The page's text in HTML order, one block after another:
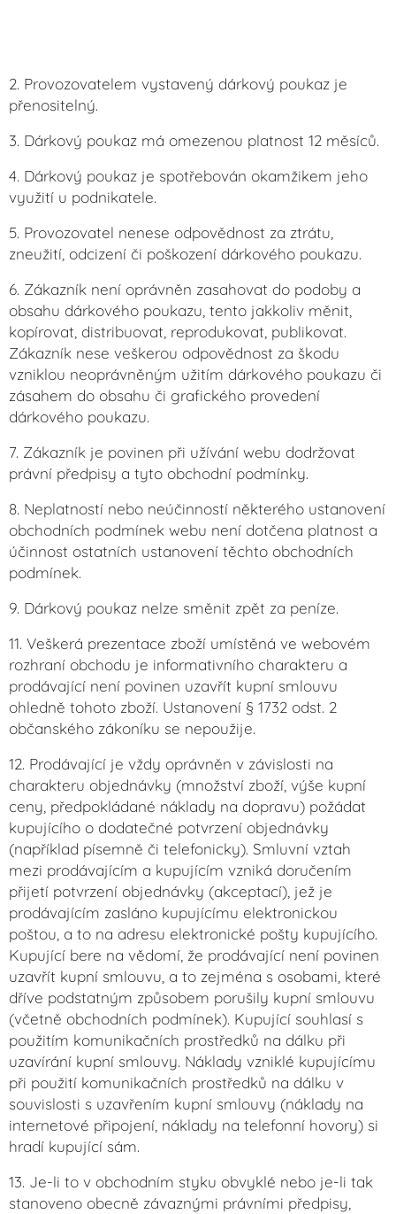
2. Provozovatelem vystavený dárkový poukaz je
přenositelný.
3. Dárkový poukaz má omezenou platnost 12 měsíců.
4. Dárkový poukaz je spotřebován okamžikem jeho
využití u podnikatele.
5. Provozovatel nenese odpovědnost za ztrátu,
zneužití, odcizení či poškození dárkového poukazu.
6. Zákazník není oprávněn zasahovat do podoby a
obsahu dárkového poukazu, tento jakkoliv měnit,
kopírovat, distribuovat, reprodukovat, publikovat.
Zákazník nese veškerou odpovědnost za škodu
vzniklou neoprávněným užitím dárkového poukazu či
zásahem do obsahu či grafického provedení
dárkového poukazu.
7. Zákazník je povinen při užívání webu dodržovat
právní předpisy a tyto obchodní podmínky.
8. Neplatností nebo neúčinností některého ustanovení
obchodních podmínek webu není dotčena platnost a
účinnost ostatních ustanovení těchto obchodních
podmínek.
9. Dárkový poukaz nelze směnit zpět za peníze.
11. Veškerá prezentace zboží umístěná ve webovém
rozhraní obchodu je informativního charakteru a
prodávající není povinen uzavřít kupní smlouvu
ohledně tohoto zboží. Ustanovení § 1732 odst. 2
občanského zákoníku se nepoužije.
12. Prodávající je vždy oprávněn v závislosti na
charakteru objednávky (množství zboží, výše kupní
ceny, předpokládané náklady na dopravu) požádat
kupujícího o dodatečné potvrzení objednávky
(například písemně či telefonicky). Smluvní vztah
mezi prodávajícím a kupujícím vzniká doručením
přijetí potvrzení objednávky (akceptací), jež je
prodávajícím zasláno kupujícímu elektronickou
poštou, a to na adresu elektronické pošty kupujícího.
Kupující bere na vědomí, že prodávající není povinen
uzavřít kupní smlouvu, a to zejména s osobami, které
dříve podstatným způsobem porušily kupní smlouvu
(včetně obchodních podmínek). Kupující souhlasí s
použitím komunikačních prostředků na dálku při
uzavírání kupní smlouvy. Náklady vzniklé kupujícímu
při použití komunikačních prostředků na dálku v
souvislosti s uzavřením kupní smlouvy (náklady na
internetové připojení, náklady na telefonní hovory) si
hradí kupující sám.
13. Je-li to v obchodním styku obvyklé nebo je-li tak
stanoveno obecně závaznými právními předpisy,